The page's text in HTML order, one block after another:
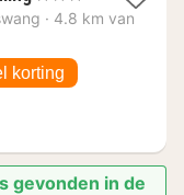
nacht
vanaf
106,36
· 4.8 km van
korting
gevonden in de